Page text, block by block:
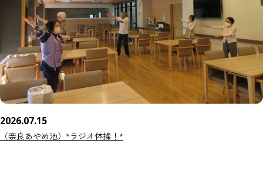
2026.07.15
（奈良あやめ池）*ラジオ体操！*